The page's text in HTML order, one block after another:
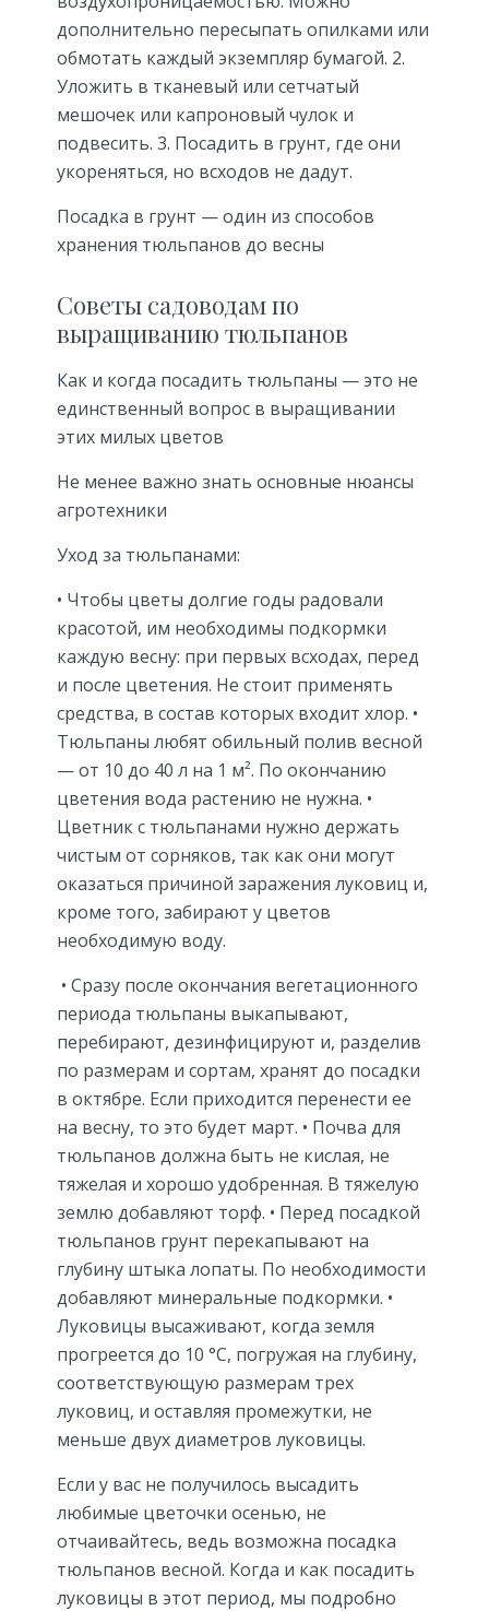
дополнительно пересыпать опилками или
обмотать каждый экземпляр бумагой. 2.
Уложить в тканевый или сетчатый
мешочек или капроновый чулок и
подвесить. 3. Посадить в грунт, где они
укореняться, но всходов не дадут.
Посадка в грунт — один из способов
хранения тюльпанов до весны
Советы садоводам по
выращиванию тюльпанов
Как и когда посадить тюльпаны — это не
единственный вопрос в выращивании
этих милых цветов
Не менее важно знать основные нюансы
агротехники
Уход за тюльпанами:
• Чтобы цветы долгие годы радовали
красотой, им необходимы подкормки
каждую весну: при первых всходах, перед
и после цветения. Не стоит применять
средства, в состав которых входит хлор. •
Тюльпаны любят обильный полив весной
— от 10 до 40 л на 1 м². По окончанию
цветения вода растению не нужна. •
Цветник с тюльпанами нужно держать
чистым от сорняков, так как они могут
оказаться причиной заражения луковиц и,
кроме того, забирают у цветов
необходимую воду.
• Сразу после окончания вегетационного
периода тюльпаны выкапывают,
перебирают, дезинфицируют и, разделив
по размерам и сортам, хранят до посадки
в октябре. Если приходится перенести ее
на весну, то это будет март. • Почва для
тюльпанов должна быть не кислая, не
тяжелая и хорошо удобренная. В тяжелую
землю добавляют торф. • Перед посадкой
тюльпанов грунт перекапывают на
глубину штыка лопаты. По необходимости
добавляют минеральные подкормки. •
Луковицы высаживают, когда земля
прогреется до 10 °С, погружая на глубину,
соответствующую размерам трех
луковиц, и оставляя промежутки, не
меньше двух диаметров луковицы.
Если у вас не получилось высадить
любимые цветочки осенью, не
отчаивайтесь, ведь возможна посадка
тюльпанов весной. Когда и как посадить
луковицы в этот период, мы подробно